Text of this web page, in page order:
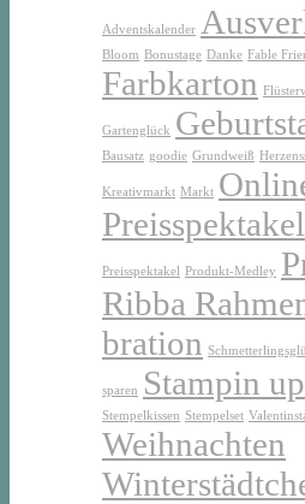
Adventskalender
Bloom Bonustage Danke Fable
Farbkarton
Gartenglück
Bausatz goodie Grundweiß
Kreativmarkt Markt
Preisspektakel
Preisspektakel Produkt-Medley
Ribba
bration
sparen Stampin up
Stempelkissen Stempelset
Weihnachten